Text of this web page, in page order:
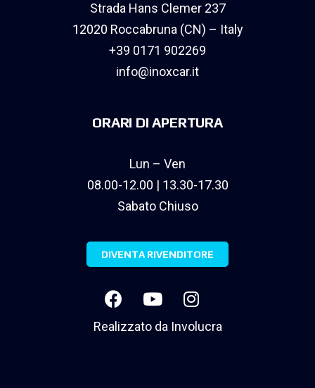
Strada Hans Clemer 237
12020 Roccabruna (CN) – Italy
+39 0171 902269
info@inoxcar.it
ORARI DI APERTURA
Lun – Ven
08.00-12.00 | 13.30-17.30
Sabato Chiuso
DIVENTA RIVENDITORE
Realizzato da Involucra